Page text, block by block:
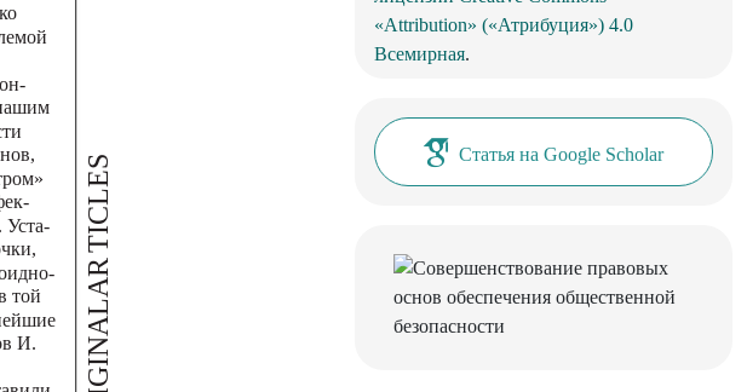
AR
TICLES
той
И.
«Attribution» («Атрибуция») 4.0
Всемирная.
Статья на Google Scholar